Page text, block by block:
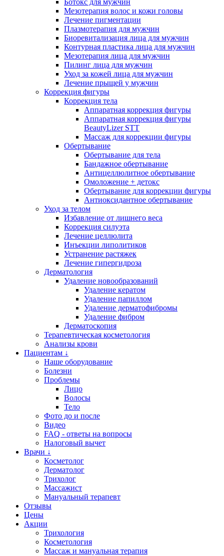
Ботокс для мужчин
Мезотерапия волос и кожи головы
Лечение пигментации
Плазмотерапия для мужчин
Биоревитализация лица для мужчин
Контурная пластика лица для мужчин
Мезотерапия лица для мужчин
Пилинг лица для мужчин
Уход за кожей лица для мужчин
Лечение прыщей у мужчин
Коррекция фигуры
Коррекция тела
Аппаратная коррекция фигуры
Аппаратная коррекция фигуры
BeautyLizer STT
Массаж для коррекции фигуры
Обертывание
Обертывание для тела
Бандажное обертывание
Антицеллюлитное обертывание
Омоложение + детокс
Обертывание для коррекции фигуры
Антиоксидантное обертывание
Уход за телом
Избавление от лишнего веса
Коррекция силуэта
Лечение целлюлита
Инъекции липолитиков
Устранение растяжек
Лечение гипергидроза
Дерматология
Удаление новообразований
Удаление кератом
Удаление папиллом
Удаление дерматофибромы
Удаление фибром
Дерматоскопия
Терапевтическая косметология
Анализы крови
Пациентам ↓
Наше оборудование
Болезни
Проблемы
Лицо
Волосы
Тело
Фото до и после
Видео
FAQ - ответы на вопросы
Налоговый вычет
Врачи ↓
Косметолог
Дерматолог
Трихолог
Массажист
Мануальный терапевт
Отзывы
Цены
Акции
Трихология
Косметология
Массаж и мануальная терапия